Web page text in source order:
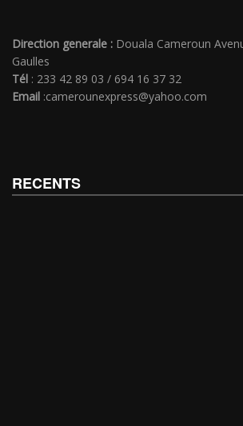
Direction generale : Douala Cameroun
Gaulles
Tél : 233 42 89 03 / 694 16 37 32
Email :camerounexpress@yahoo.com
RECENTS